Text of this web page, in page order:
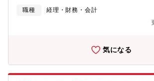
途入社比率も8割程度と高く、中途入社の方で
す。■働き方：時差出勤：9時、9時30分と出勤
舗グループは、「テレマーケティング」「来店
有しています。これらを組み合わせることによ
要望に沿った方法でご提案することが可能とな
先について】財務経理室（3名）※穏やかで明る
ュニケーションも取りやすい環境です。 中途
ただける社風です。【募集背景】体制増強によ
事業内容同社は、子どもの学びに貢献できる安
す。そこに携わっていただく事業展開をしてお
職種
経理・財務・会計
気になる